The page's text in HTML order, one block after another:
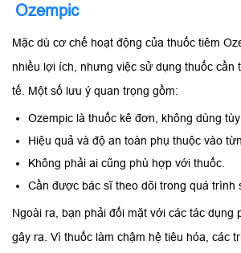
Ozempic
Mặc dù cơ chế hoạt động của thuốc tiêm
nhiều lợi ích, nhưng việc sử dụng thuốc cần
tế. Một số lưu ý quan trọng gồm:
Ozempic là thuốc kê đơn, không dùng
Hiệu quả và độ an toàn phụ thuộc vào
Không phải ai cũng phù hợp với thuốc.
Cần được bác sĩ theo dõi trong quá trình
Ngoài ra, bạn phải đối mặt với các tác dụng
gây ra. Vì thuốc làm chậm hệ tiêu hóa, các